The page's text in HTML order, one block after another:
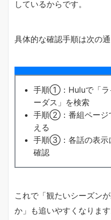
しているからです。
具体的な確認手順は次の通
手順①：Huluで「ラ
ーダス」を検索
手順②：番組ページ
える
手順③：各話の表示
確認
これで「観たいシーズン
か」も追いやすくなります